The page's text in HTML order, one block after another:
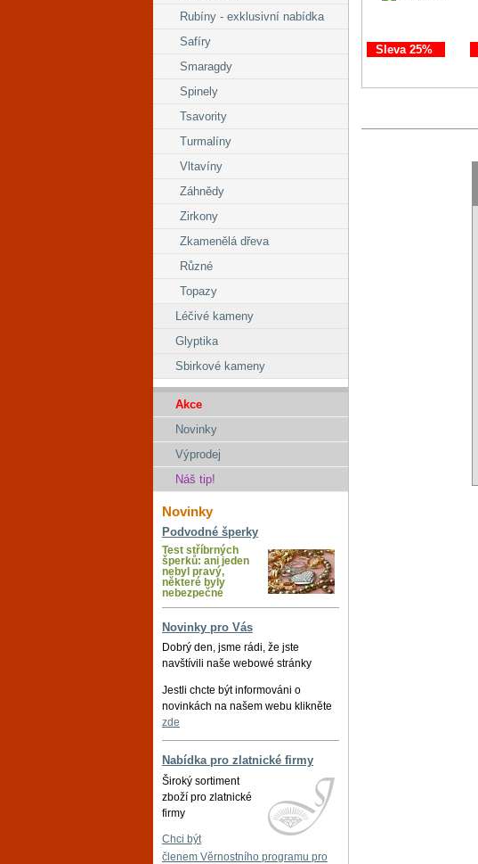
Rubíny - exklusivní nabídka
Safíry
Smaragdy
Spinely
Tsavority
Turmalíny
Vltavíny
Záhnědy
Zirkony
Zkamenělá dřeva
Různé
Topazy
Léčivé kameny
Glyptika
Sbirkové kameny
Akce
Novinky
Výprodej
Náš tip!
Novinky
Podvodné šperky
Test stříbrných
šperků: ani jeden
nebyl pravý,
některé byly
nebezpečné
Novinky pro Vás
Dobrý den, jsme rádi, že jste
navštívili naše webowé stránky
Jestli chcte být informováni o
novinkách na našem webu klikněte
zde
Nabídka pro zlatnické firmy
Široký sortiment
zboží pro zlatnické
firmy
Chci být
členem Věrnostního programu pro
Sleva 25%